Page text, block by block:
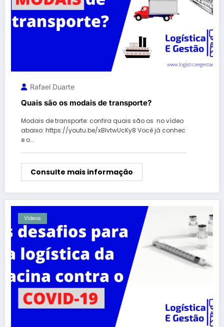
Rafael Duarte
Quais são os modais de transporte?
Modais de transporte: confira quais são os no vídeo
abaixo: https://youtu.be/xBIvtwUcKy8 Você já conhec
e o…
Consulte mais informação
Vídeos